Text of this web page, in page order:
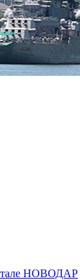
НОВОДАР